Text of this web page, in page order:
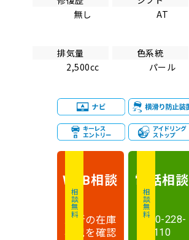
無し
AT
排気量
2,500cc
色系統
パール
相談無料
WEB相談
最新の在庫
状況を確認
相談無料
電話相談
0120-228-
110